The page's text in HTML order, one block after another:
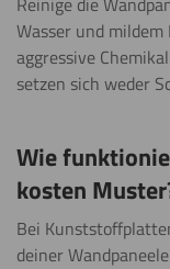
Wasser und
aggressive
setzen sich weder
Wie
kosten
Bei
deiner